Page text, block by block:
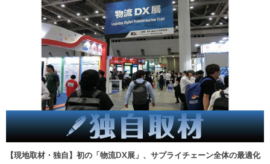
【現地取材・独自】初の「物流DX展」、サプライチェーン全体の最適化